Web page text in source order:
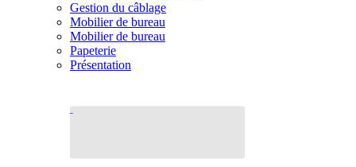
Gestion du câblage
Mobilier de bureau
Mobilier de bureau
Papeterie
Présentation